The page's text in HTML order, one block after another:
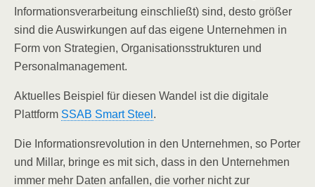
Informationsverarbeitung einschließt) sind, desto größer
sind die Auswirkungen auf das eigene Unternehmen in
Form von Strategien, Organisationsstrukturen und
Personalmanagement.
Aktuelles Beispiel für diesen Wandel ist die digitale
Plattform SSAB Smart Steel .
Die Informationsrevolution in den Unternehmen, so Porter
und Millar, bringe es mit sich, dass in den Unternehmen
immer mehr Daten anfallen, die vorher nicht zur